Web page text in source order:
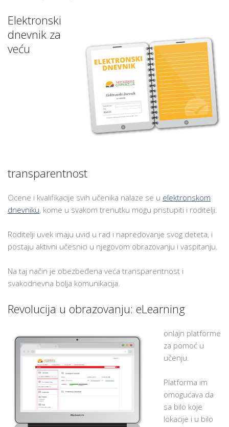
Elektronski
dnevnik za
veću
transparentnost
Ocene i kvalifikacije svih učenika nalaze se u elektronskom
dnevniku, kome u svakom trenutku mogu pristupiti i roditelji.
Roditelji uvek imaju uvid u rad i napredovanje svog deteta, i
postaju aktivni učesnici u njegovom obrazovanju i vaspitanju.
Na taj način je obezbeđena veća transparentnost i
svakodnevna bolja komunikacija.
Revolucija u obrazovanju: eLearning
onlajn platforme
za pomoć u
učenju.
Platforma im
omogućava da
sa bilo koje
lokacije i u bilo